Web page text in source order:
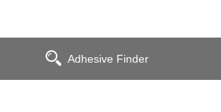
Adhesive Finder